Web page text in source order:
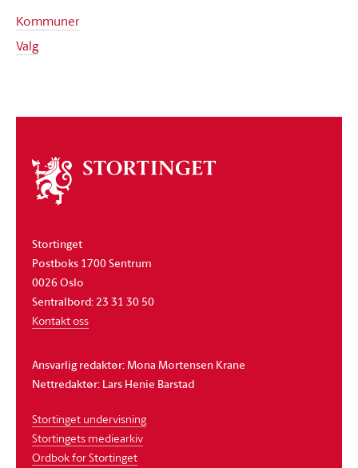
Kommuner
Valg
Om
stortinget
Stortinget
Postboks 1700 Sentrum
0026 Oslo
Sentralbord: 23 31 30 50
Kontakt oss
Ansvarlig redaktør: Mona Mortensen Krane
Nettredaktør: Lars Henie Barstad
Stortinget undervisning
Stortingets mediearkiv
Ordbok for Stortinget